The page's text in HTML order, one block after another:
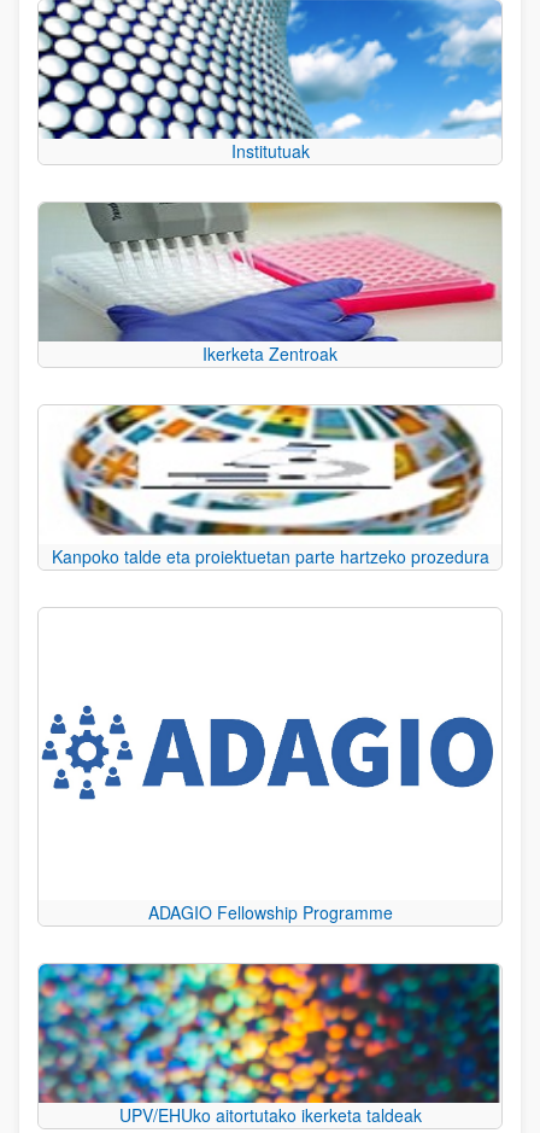
Institutuak
Ikerketa Zentroak
Kanpoko talde eta proiektuetan parte hartzeko prozedura
ADAGIO Fellowship Programme
UPV/EHUko aitortutako ikerketa taldeak